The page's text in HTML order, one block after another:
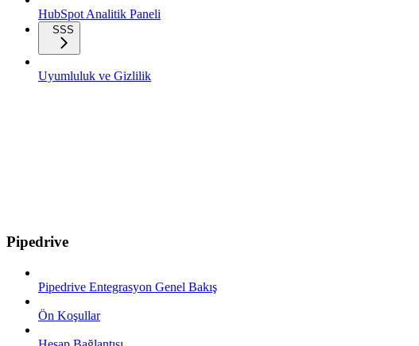
HubSpot Analitik Paneli
SSS
Uyumluluk ve Gizlilik
Pipedrive
Pipedrive Entegrasyon Genel Bakış
Ön Koşullar